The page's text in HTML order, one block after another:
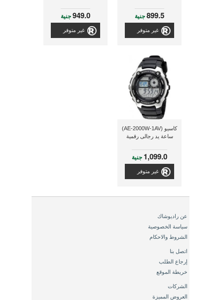
899.5جنية
غير متوفر
949.0جنية
غير متوفر
كاسيو (AE-2000W-1AV)
ساعة يد رجالى رقمية
1,099.0 جنية
غير متوفر
عن راديوشاك
سياسة الخصوصية
الشروط والاحكام
اتصل بنا
إرجاع الطلب
خريطة الموقع
الشركات
العروض المميزة